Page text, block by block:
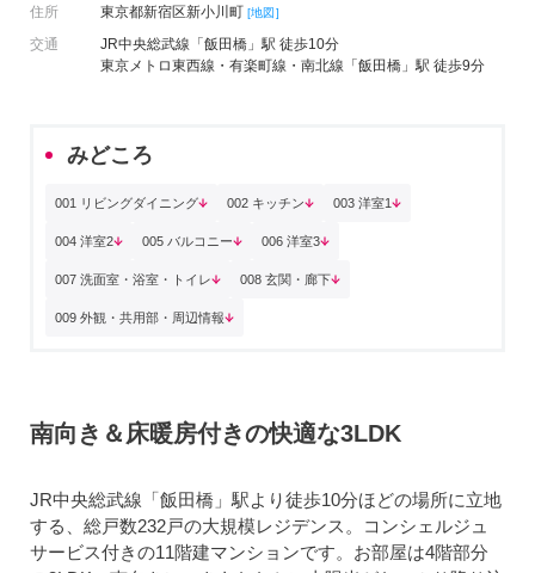
住所
東京都新宿区新小川町 [地図]
交通
JR中央総武線「飯田橋」駅 徒歩10分
東京メトロ東西線・有楽町線・南北線「飯田橋」駅 徒歩9分
みどころ
001 リビングダイニング 002 キッチン 003 洋室1
004 洋室2 005 バルコニー 006 洋室3
007 洗面室・浴室・トイレ 008 玄関・廊下
009 外観・共用部・周辺情報
南向き＆床暖房付きの快適な3LDK
JR中央総武線「飯田橋」駅より徒歩10分ほどの場所に立地
する、総戸数232戸の大規模レジデンス。コンシェルジュ
サービス付きの11階建マンションです。お部屋は4階部分